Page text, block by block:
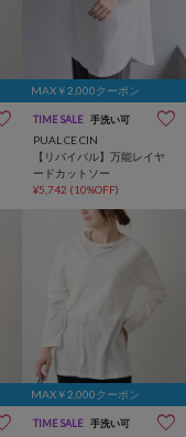
MAX￥2,000クーポン
TIME SALE 手洗い可
PUAL CE CIN
【リバイバル】万能レイヤ
ードカットソー
¥5,742 (10%OFF)
MAX￥2,000クーポン
TIME SALE 手洗い可